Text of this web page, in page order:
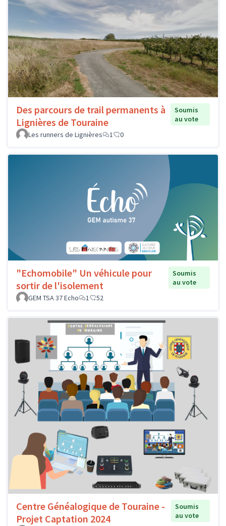
Des parcours de trail permanents à
Lignières de Touraine
Soumis
au vote
Les runners de Lignières
1 0
"Echomobile" Un véhicule pour
sortir de l'isolement
Soumis
au vote
GEM TSA 37 Echo
1 52
Centre Généalogique de Touraine -
Projet Captation 2024
Soumis
au vote